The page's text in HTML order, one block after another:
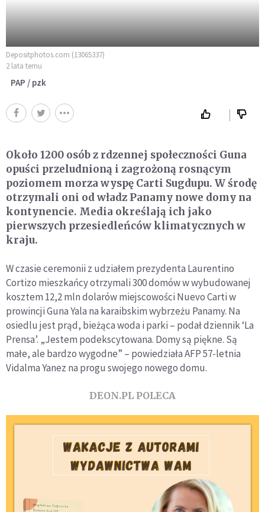
Depositphotos.com (13065337)
2 lata temu
PAP / pzk
Około 1200 osób z rdzennej społeczności Guna
opuści przeludnioną i zagrożoną rosnącym
poziomem morza wyspę Carti Sugdupu. W środę
otrzymali oni od władz Panamy nowe domy na
kontynencie. Media określają ich jako
pierwszych przesiedleńców klimatycznych w
kraju.
W czasie ceremonii z udziałem prezydenta Laurentino
Cortizo mieszkańcy otrzymali 300 domów w wybudowanej
kosztem 12,2 mln dolarów miejscowości Nuevo Carti w
prowincji Guna Yala na karaibskim wybrzeżu Panamy. Na
osiedlu jest prąd, bieżąca woda i parki – podał dziennik ‘La
Prensa’. „Jestem podekscytowana. Domy są piękne. Są
małe, ale bardzo wygodne” – powiedziała AFP 57-letnia
Vidalma Yanez na progu swojego nowego domu.
DEON.PL POLECA